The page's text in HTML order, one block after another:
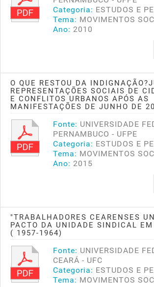
Categoria: ESTUDOS E
Tema: MOVIMENTOS
Ano: 2010
O QUE RESTOU DA
REPRESENTAÇÕES SOCIAIS DE
E CONFLITOS URBANOS APÓS AS
MANIFESTAÇÕES DE JUNHO DE
Fonte: UNIVERSIDADE
PERNAMBUCO - UFPE
Categoria: ESTUDOS E
Tema: MOVIMENTOS
Ano: 2015
"TRABALHADORES CEARENSES
PACTO DA UNIDADE SINDICAL EM
( 1957-1964)
Fonte: UNIVERSIDADE
CEARÁ - UFC
Categoria: ESTUDOS E
Tema: MOVIMENTOS